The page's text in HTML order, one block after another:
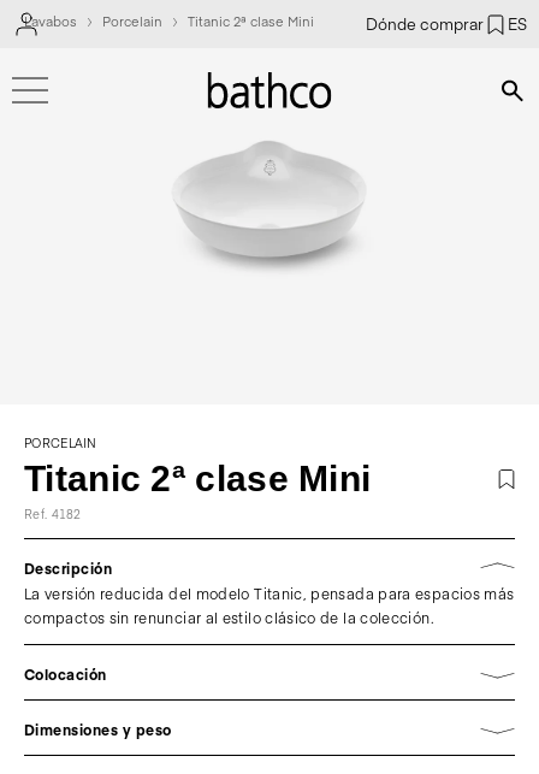
Dónde comprar ES
Lavabos Porcelain Titanic 2ª clase Mini
PORCELAIN
Titanic 2ª clase Mini
Ref. 4182
Descripción
La versión reducida del modelo Titanic, pensada para espacios más
compactos sin renunciar al estilo clásico de la colección.
Colocación
Dimensiones y peso